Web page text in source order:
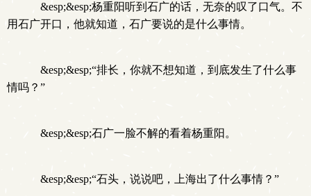
&esp;&esp;杨重阳听到石广的话，无奈的叹了口气。不
用石广开口，他就知道，石广要说的是什么事情。
&esp;&esp;“排长，你就不想知道，到底发生了什么事
情吗？”
&esp;&esp;石广一脸不解的看着杨重阳。
&esp;&esp;“石头，说说吧，上海出了什么事情？”